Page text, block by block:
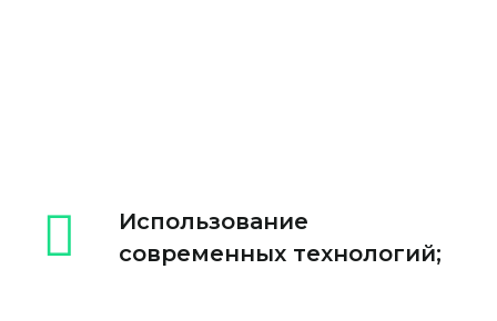
Использование
современных технологий;